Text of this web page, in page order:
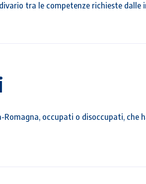
tra le competenze richieste dalle
Romagna, occupati o disoccupati, che